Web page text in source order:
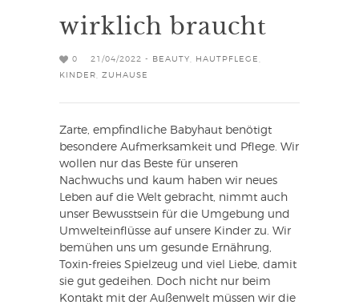
wirklich braucht
0 21/04/2022 - BEAUTY HAUTPFLEGE
KINDER
ZUHAUSE
Zarte, empfindliche Babyhaut benötigt
besondere Aufmerksamkeit und Pflege. Wir
wollen nur das Beste für unseren
Nachwuchs und kaum haben wir neues
Leben auf die Welt gebracht, nimmt auch
unser Bewusstsein für die Umgebung und
Umwelteinflüsse auf unsere Kinder zu. Wir
bemühen uns um gesunde Ernährung,
Toxin-freies Spielzeug und viel Liebe, damit
sie gut gedeihen. Doch nicht nur beim
Kontakt mit der Außenwelt müssen wir die